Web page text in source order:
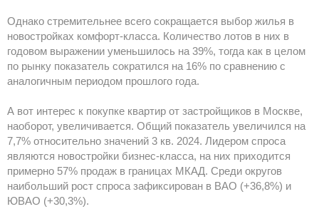
Однако стремительнее всего сокращается выбор жилья в
новостройках комфорт-класса. Количество лотов в них в
годовом выражении уменьшилось на 39%, тогда как в целом
по рынку показатель сократился на 16% по сравнению с
аналогичным периодом прошлого года.
А вот интерес к покупке квартир от застройщиков в Москве,
наоборот, увеличивается. Общий показатель увеличился на
7,7% относительно значений 3 кв. 2024. Лидером спроса
являются новостройки бизнес-класса, на них приходится
примерно 57% продаж в границах МКАД. Среди округов
наибольший рост спроса зафиксирован в ВАО (+36,8%) и
ЮВАО (+30,3%).